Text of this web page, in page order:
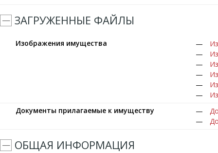
ЗАГРУЖЕННЫЕ ФАЙЛЫ
Изображения имущества
Документы прилагаемые к имуществу
ОБЩАЯ ИНФОРМАЦИЯ